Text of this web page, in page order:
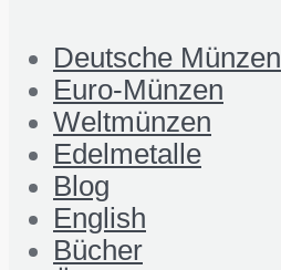
Deutsche Münzen
Euro-Münzen
Weltmünzen
Edelmetalle
Blog
English
Bücher